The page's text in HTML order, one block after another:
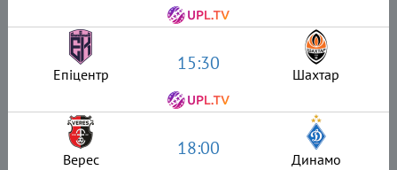
Епіцентр 15:30 Шахтар
Верес 18:00 Динамо